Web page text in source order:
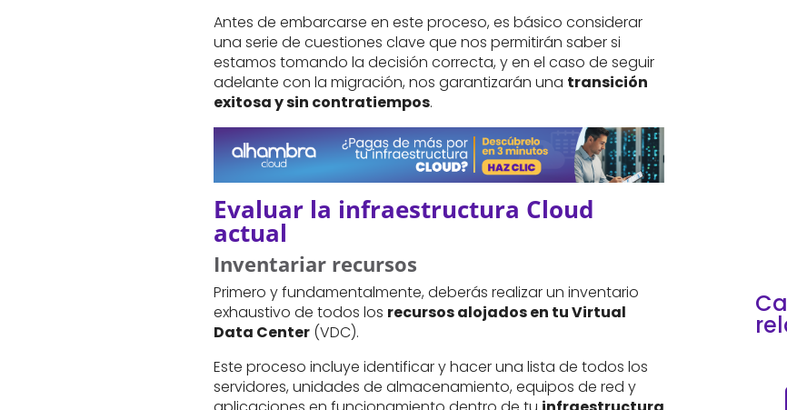
Antes de embarcarse en este proceso, es básico considerar
una serie de cuestiones clave que nos permitirán saber si
estamos tomando la decisión correcta, y en el caso de seguir
adelante con la migración, nos garantizarán una transición
exitosa y sin contratiempos.
Evaluar la infraestructura Cloud
actual
Inventariar recursos
Primero y fundamentalmente, deberás realizar un inventario
exhaustivo de todos los recursos alojados en tu Virtual
Data Center (VDC).
Este proceso incluye identificar y hacer una lista de todos los
servidores, unidades de almacenamiento, equipos de red y